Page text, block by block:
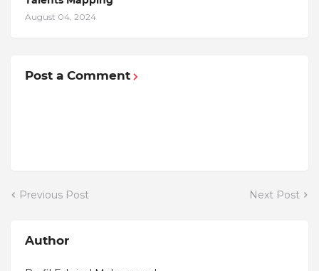
August 04, 2024
Post a Comment
Previous Post Next Post
Author